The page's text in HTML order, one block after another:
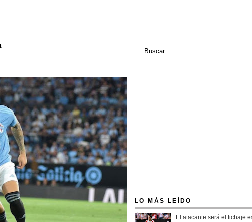
LO MÁS LEÍDO
El atacante será el fichaje